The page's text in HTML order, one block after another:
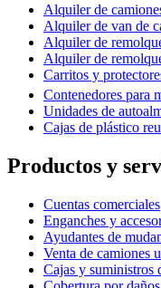
Alquiler de
Alquiler de van de
Alquiler de
Alquiler de
Carritos y
Contenedores para
Unidades de
Cajas de plástico
Productos y
Cuentas comerciales
Enganches y
Ayudantes de
Venta de camiones
Cajas y suministros